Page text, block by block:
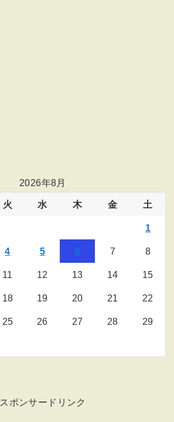
2026年8月
火 水 木 金 土
1
4 5 6 7 8
11 12 13 14 15
18 19 20 21 22
25 26 27 28 29
スポンサードリンク